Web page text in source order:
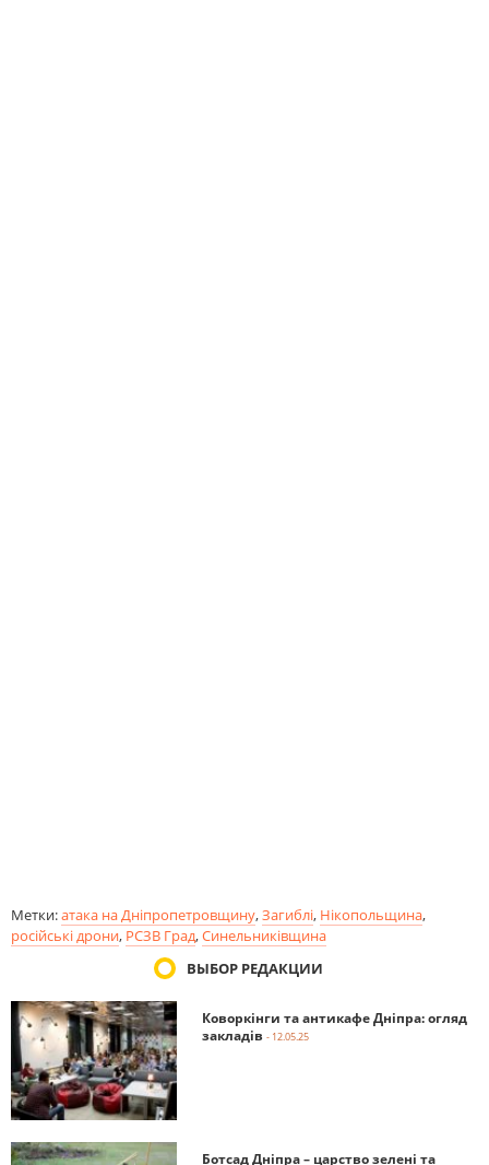
Метки:атака на Дніпропетровщину,Загиблі, Нікопольщина,
російські дрони, РСЗВ Град,Синельниківщина
ВЫБОР РЕДАКЦИИ
Коворкінги та антикафе Дніпра: огляд
закладів - 12.05.25
Ботсад Дніпра – царство зелені та